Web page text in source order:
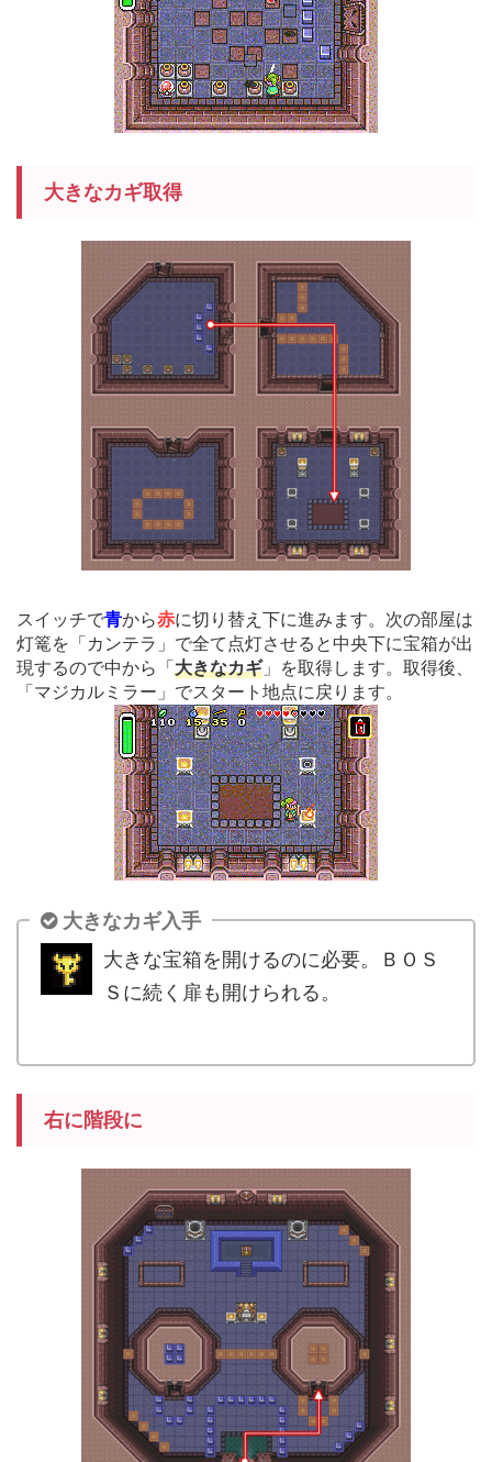
大きなカギ取得
スイッチで青から赤に切り替え下に進みます。次の部屋は
灯篭を「カンテラ」で全て点灯させると中央下に宝箱が出
現するので中から「大きなカギ」を取得します。取得後、
「マジカルミラー」でスタート地点に戻ります。
大きなカギ入手
大きな宝箱を開けるのに必要。ＢＯＳ
Ｓに続く扉も開けられる。
右に階段に